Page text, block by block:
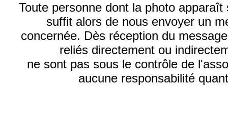
Toute personne dont la photo
suffit alors de nous envoyer un
concernée. Dès réception du
reliés directement ou
ne sont pas sous le contrôle de
aucune responsabilité